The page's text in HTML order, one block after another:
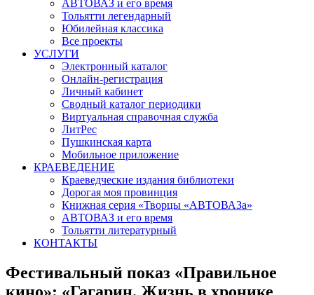
АВТОВАЗ и его время
Тольятти легендарный
Юбилейная классика
Все проекты
УСЛУГИ
Электронный каталог
Онлайн-регистрация
Личный кабинет
Сводный каталог периодики
Виртуальная справочная служба
ЛитРес
Пушкинская карта
Мобильное приложение
КРАЕВЕДЕНИЕ
Краеведческие издания библиотеки
Дорогая моя провинция
Книжная серия «Творцы «АВТОВАЗа»
АВТОВАЗ и его время
Тольятти литературный
КОНТАКТЫ
Фестивальный показ «Правильное